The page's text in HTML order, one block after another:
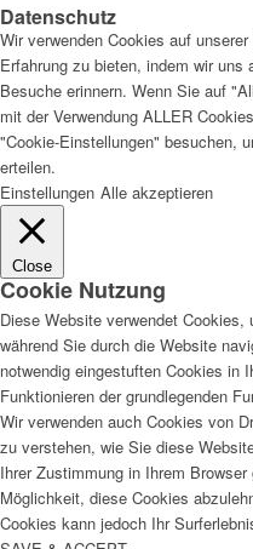
Datenschutz
Wir verwenden Cookies auf
Erfahrung zu bieten, indem wir uns
Besuche erinnern. Wenn Sie auf
mit der Verwendung ALLER
"Cookie-Einstellungen" besuchen,
erteilen.
Einstellungen Alle akzeptieren
Close
Cookie Nutzung
Diese Website verwendet
während Sie durch die Website
notwendig eingestuften Cookies in
Funktionieren der grundlegenden
Wir verwenden auch Cookies von
zu verstehen, wie Sie diese
Ihrer Zustimmung in Ihrem
Möglichkeit, diese Cookies
Cookies kann jedoch Ihr